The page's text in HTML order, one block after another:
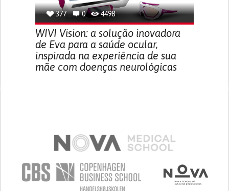
377 0 4498
WIVI Vision: a solução inovadora
de Eva para a saúde ocular,
inspirada na experiência de sua
mãe com doenças neurológicas